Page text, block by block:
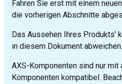
Fahren Sie erst mit einem
die vorherigen Abschnitte
Das Aussehen Ihres Produkts'
in diesem Dokument abweichen.
AXS-Komponenten sind nur mit
Komponenten kompatibel.